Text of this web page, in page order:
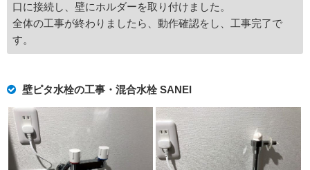
口に接続し、壁にホルダーを取り付けました。
全体の工事が終わりましたら、動作確認をし、工事完了で
す。
壁ピタ水栓の工事・混合水栓 SANEI